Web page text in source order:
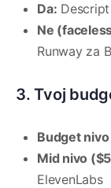
Da:
Ne
Runway za
3. Tvoj
Budget
Mid nivo
ElevenLabs